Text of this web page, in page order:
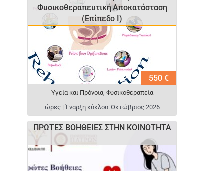
550 €
Φυσικοθεραπευτική Αποκατάσταση
(Επίπεδο I)
Υγεία και Πρόνοια, Φυσικοθεραπεία
ώρες | Έναρξη κύκλου: Οκτώβριος 2026
ΠΡΩΤΕΣ ΒΟΗΘΕΙΕΣ ΣΤΗΝ ΚΟΙΝΟΤΗΤΑ